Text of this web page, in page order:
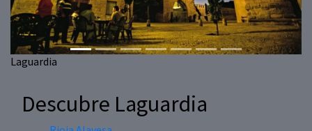
Laguardia
Descubre Laguardia